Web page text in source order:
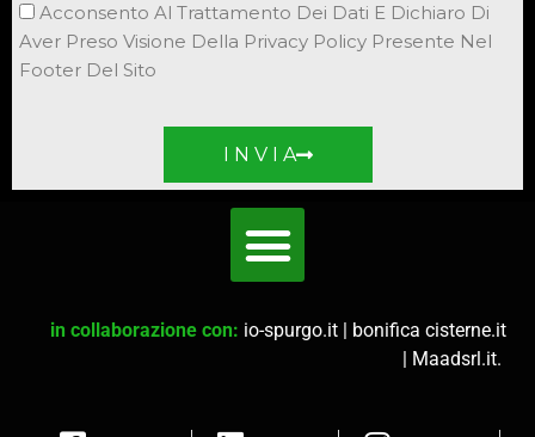
Acconsento Al Trattamento Dei Dati E Dichiaro Di
Aver Preso Visione Della Privacy Policy Presente Nel
Footer Del Sito
I N V I A
in collaborazione con: io-spurgo.it | bonifica cisterne.it
| Maadsrl.it.